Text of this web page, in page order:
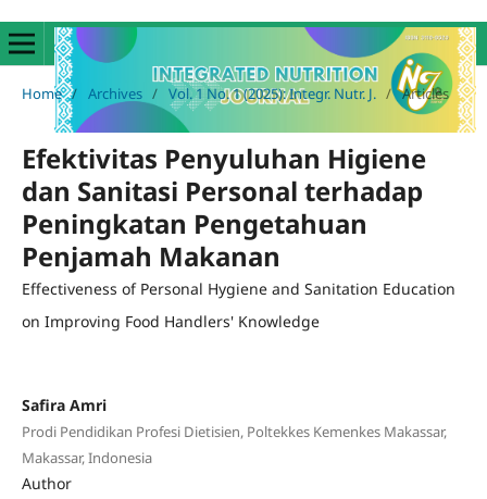
Home / Archives / Vol. 1 No. 1 (2025): Integr. Nutr. J. / Articles
Efektivitas Penyuluhan Higiene
dan Sanitasi Personal terhadap
Peningkatan Pengetahuan
Penjamah Makanan
Effectiveness of Personal Hygiene and Sanitation Education
on Improving Food Handlers' Knowledge
Safira Amri
Prodi Pendidikan Profesi Dietisien, Poltekkes Kemenkes Makassar,
Makassar, Indonesia
Author